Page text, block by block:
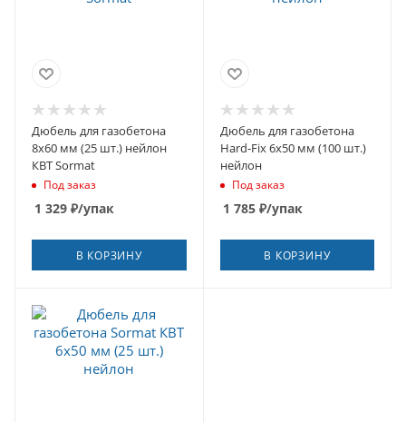
Дюбель для газобетона
8x60 мм (25 шт.) нейлон
КВТ Sormat
Под заказ
1 329 ₽/упак
В КОРЗИНУ
Дюбель для газобетона
Hard-Fix 6x50 мм (100 шт.)
нейлон
Под заказ
1 785₽/упак
В КОРЗИНУ